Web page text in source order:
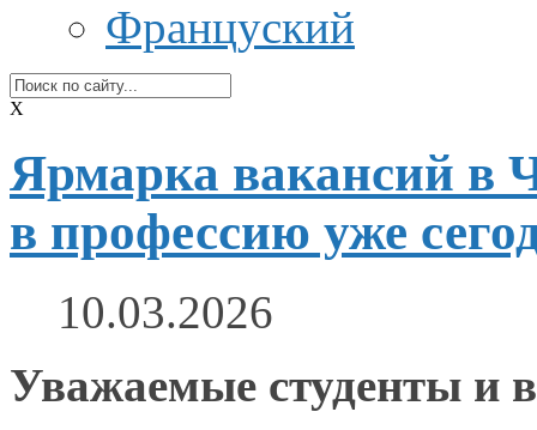
Француский
X
Ярмарка вакансий в
в профессию уже
10.03.2026
Уважаемые студенты и